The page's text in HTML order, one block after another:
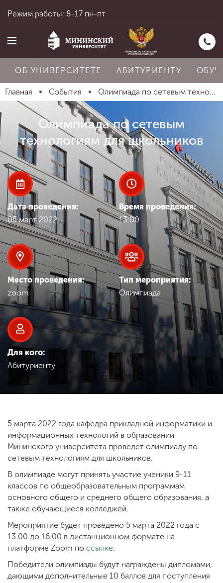
Главная
Об университете
Абитуриенту
Обучение
Наука
Международная
деятельность
Другие виды
деятельности
Студенческая жизнь
Сведения об
образовательной
организации
ENG SPN CHI
Приемная
комиссия
+7 (831) 262-26-20
Режим работы: 8-17 пн-пт
ОБ УНИВЕРСИТЕТЕ АБИТУРИЕНТУ
Главная События Олимпиада по сетевым техно...
Олимпиада по сетевым
технологиям для школьников
Дата проведения:
05 март 2022
Время проведения:
13:00
Место проведения:
zoom
Тип мероприятия:
Олимпиада
Для кого:
Абитуриенту
5 марта 2022 года кафедра прикладной информатики и
информационных технологий в образовании
Мининского университета проведет олимпиаду по
сетевым технологиям для школьников.
В олимпиаде могут принять участие ученики 9-11
классов по общеобразовательным программам
основного общего и среднего общего образования, а
также обучающиеся колледжей.
Мероприятие будет проведено 5 марта 2022 года с
13.00 до 16.00 в дистанционном формате на
платформе Zoom по ссылке.
Победители олимпиады будут награждены дипломами,
дающими дополнительные 10 баллов для поступления